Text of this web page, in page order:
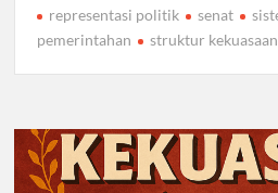
representasi politik
senat
pemerintahan
struktur kekuasaan